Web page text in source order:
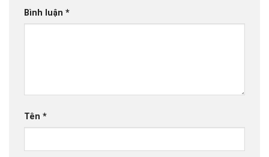
Bình luận *
Tên *